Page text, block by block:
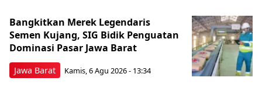
Jawa Barat
Bangkitkan Merek Legendaris
Semen Kujang, SIG Bidik Penguatan
Dominasi Pasar Jawa Barat
Kamis, 6 Agu 2026 - 13:34